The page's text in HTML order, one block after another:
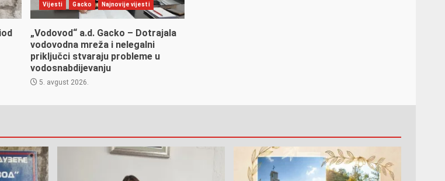
Vijesti Gacko Najnovije vijesti
„Vodovod“ a.d. Gacko – Dotrajala
vodovodna mreža i nelegalni
priključci stvaraju probleme u
vodosnabdijevanju
5. avgust 2026.